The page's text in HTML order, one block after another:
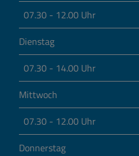
07.30 - 12.00 Uhr
Dienstag
07.30 - 14.00 Uhr
Mittwoch
07.30 - 12.00 Uhr
Donnerstag